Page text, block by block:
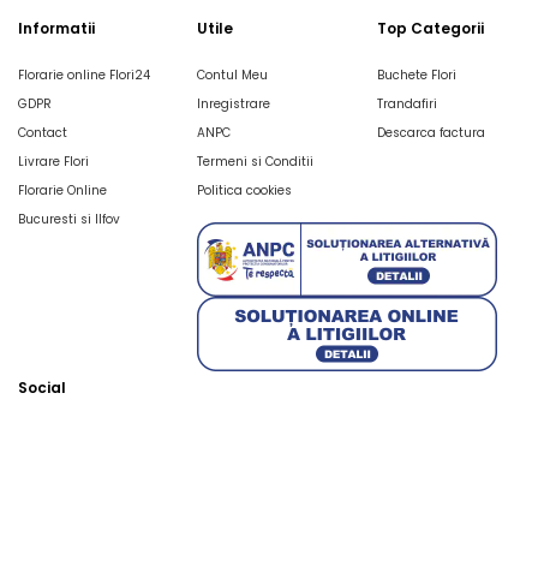
Informatii
Florarie online Flori24
GDPR
Contact
Livrare Flori
Florarie Online
Bucuresti si Ilfov
Utile
Contul Meu
Inregistrare
ANPC
Termeni si Conditii
Politica cookies
Top Categorii
Buchete Flori
Trandafiri
Descarca factura
Social